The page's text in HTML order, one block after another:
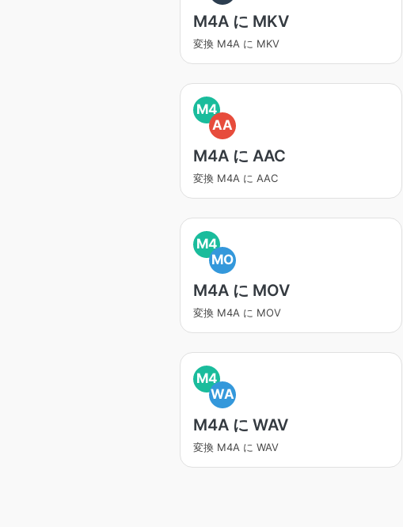
M4A に MKV
変換 M4A に MKV
M4
AA
M4A に AAC
変換 M4A に AAC
M4
MO
M4A に MOV
変換 M4A に MOV
M4
WA
M4A に WAV
変換 M4A に WAV